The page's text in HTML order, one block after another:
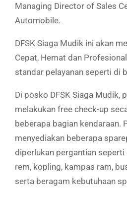
Managing Director of Sales
Automobile.
DFSK Siaga Mudik ini akan
Cepat, Hemat dan
standar pelayanan seperti di
Di posko DFSK Siaga Mudik,
melakukan free check-up
beberapa bagian kendaraan.
menyediakan beberapa
diperlukan pergantian seperti
rem, kopling, kampas ram,
serta beragam kebutuhaan